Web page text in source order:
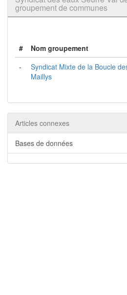
groupement de communes
# Nom groupement
-
Syndicat Mixte de la Boucle
Maillys
Articles connexes
Bases de données